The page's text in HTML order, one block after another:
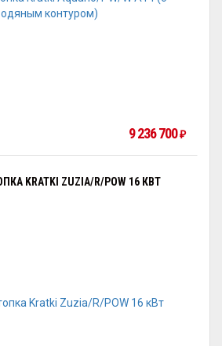
9 236 700₽
KRATKI ZUZIA/R/POW 16 КВТ